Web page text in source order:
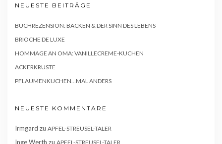
NEUESTE BEITRÄGE
BUCHREZENSION: BACKEN & DER SINN DES LEBENS
BRIOCHE DE LUXE
HOMMAGE AN OMA: VANILLECREME-KUCHEN
ACKERKRUSTE
PFLAUMENKUCHEN…MAL ANDERS
NEUESTE KOMMENTARE
Irmgard zu APFEL-STREUSEL-TALER
Inge Werth zu APFEL-STREUSEL-TALER